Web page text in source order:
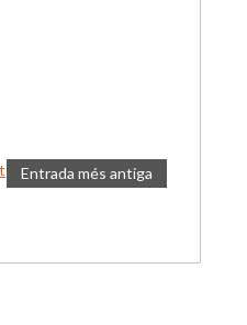
Entrada més antiga